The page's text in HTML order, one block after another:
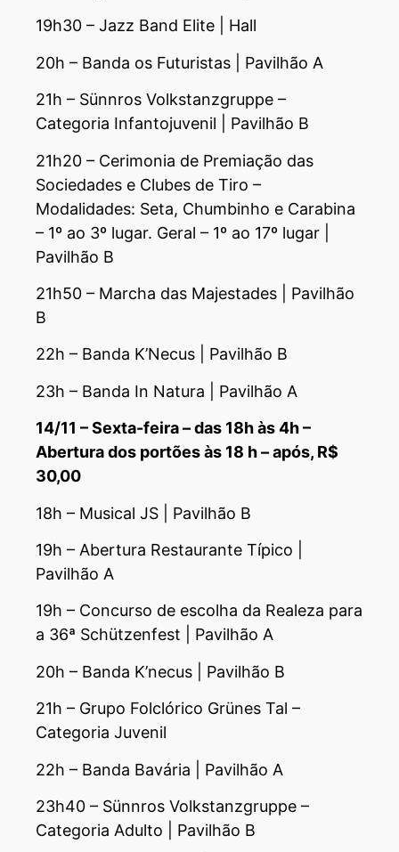
19h30 – Jazz Band Elite | Hall
20h – Banda os Futuristas | Pavilhão A
21h – Sünnros Volkstanzgruppe –
Categoria Infantojuvenil | Pavilhão B
21h20 – Cerimonia de Premiação das
Sociedades e Clubes de Tiro –
Modalidades: Seta, Chumbinho e Carabina
– 1º ao 3º lugar. Geral – 1º ao 17º lugar |
Pavilhão B
21h50 – Marcha das Majestades | Pavilhão
B
22h – Banda K’Necus | Pavilhão B
23h – Banda In Natura | Pavilhão A
14/11 – Sexta-feira – das 18h às 4h –
Abertura dos portões às 18 h – após, R$
30,00
18h – Musical JS | Pavilhão B
19h – Abertura Restaurante Típico |
Pavilhão A
19h – Concurso de escolha da Realeza para
a 36ª Schützenfest | Pavilhão A
20h – Banda K’necus | Pavilhão B
21h – Grupo Folclórico Grünes Tal –
Categoria Juvenil
22h – Banda Bavária | Pavilhão A
23h40 – Sünnros Volkstanzgruppe –
Categoria Adulto | Pavilhão B